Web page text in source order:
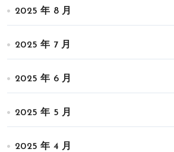
2025 年 8 月
2025 年 7 月
2025 年 6 月
2025 年 5 月
2025 年 4 月